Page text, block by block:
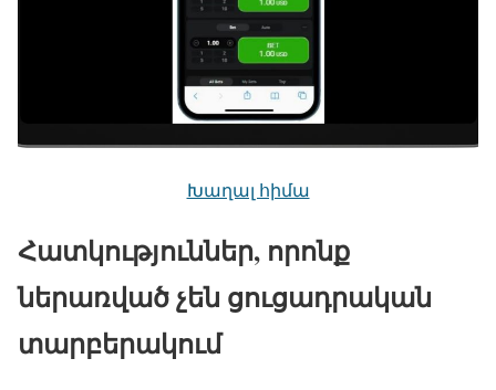
Խաղալ հիմա
Հատկություններ, որոնք
ներառված չեն ցուցադրական
տարբերակում